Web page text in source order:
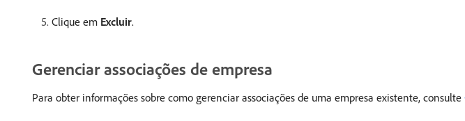
Clique em Excluir.
Gerenciar associações de empresa
Para obter informações sobre como gerenciar associações de uma empresa existente, consulte